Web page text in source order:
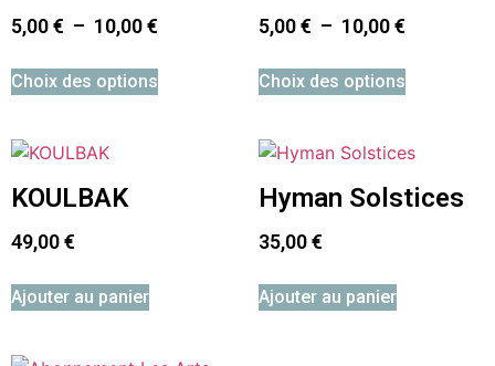
5,00€ – 10,00€
Choix des options
5,00€ – 10,00€
Choix des options
KOULBAK
49,00€
Ajouter au panier
Hyman Solstices
35,00€
Ajouter au panier